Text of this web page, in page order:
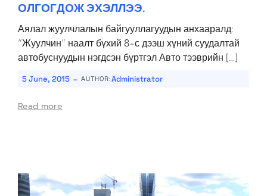
ОЛГОГДОЖ ЭХЭЛЛЭЭ.
Аялал жуулчлалын байгууллагуудын анхааралд:
“Жуулчин” наалт бүхий 8-с дээш хүний суудалтай
автобуснуудын нэгдсэн бүртгэл Авто тээврийн […]
5 June, 2015 - AUTHOR:Administrator
Read more